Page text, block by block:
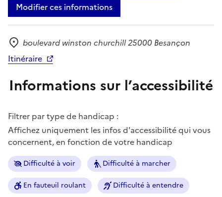
Modifier ces informations
Adresse
boulevard winston churchill 25000 Besançon
Itinéraire
Informations sur l’accessibilité
Filtrer par type de handicap :
Affichez uniquement les infos d'accessibilité qui vous
concernent, en fonction de votre handicap
Difficulté à voir Difficulté à marcher
En fauteuil roulant Difficulté à entendre